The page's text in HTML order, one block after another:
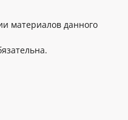
материалов данного